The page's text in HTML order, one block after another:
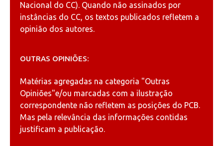
Nacional do CC). Quando não assinados por
instâncias do CC, os textos publicados refletem a
opinião dos autores.
OUTRAS OPINIÕES:
Matérias agregadas na categoria "Outras
Opiniões"e/ou marcadas com a ilustração
correspondente não refletem as posições do PCB.
Mas pela relevância das informações contidas
justificam a publicação.